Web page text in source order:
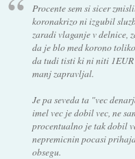
Procente sem si sicer
koronakrizo ni izgubil
zaradi vlaganje v delnice,
da je blo med korono
da tudi tisti ki ni niti 1EUR
manj zapravljal.
Je pa seveda ta "vec
imel vec je dobil vec, ne
procentualno je tak dobil
nepremicnin pocasi
obsegu.